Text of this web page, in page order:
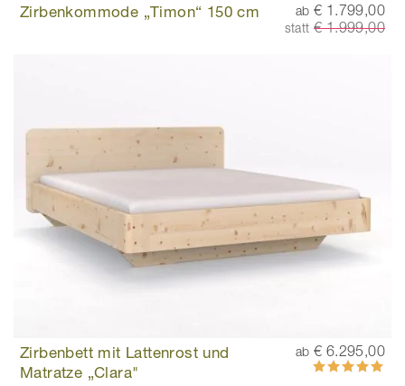
Zirbenkommode „Timon“ 150 cm ab € 1.799,00
statt € 1.999,00
Zirbenbett mit Lattenrost und
Matratze „Clara"
ab € 6.295,00
Bewertung:
100%